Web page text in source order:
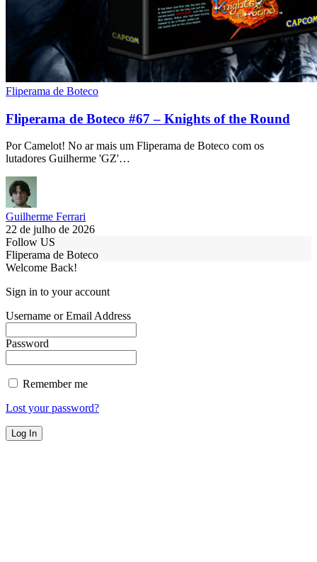
Fliperama de Boteco
Fliperama de Boteco #67 – Knights of the Round
Por Camelot! No ar mais um Fliperama de Boteco com os
lutadores Guilherme 'GZ'…
Guilherme Ferrari
22 de julho de 2026
Follow US
Fliperama de Boteco
Welcome Back!
Sign in to your account
Username or Email Address
Password
Remember me
Lost your password?